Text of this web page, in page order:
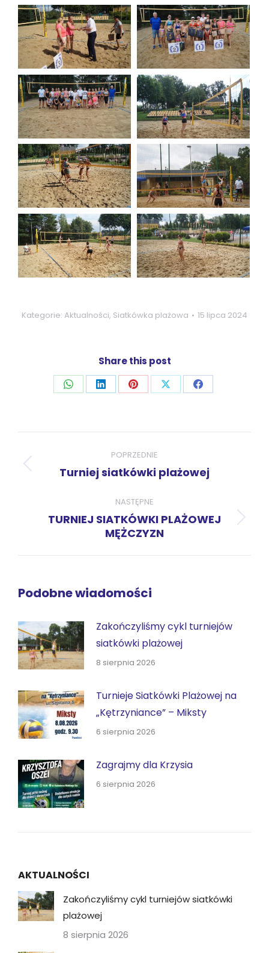
Kategorie: Aktualności, Siatkówka plażowa 15 lipca 2024
Share this post
UdostępnijUdostępnijUdostępnijUdostępnijUdostępnij
wpisów
POPRZEDNIE
Poprzedni
Turniej siatkówki plażowej
NASTĘPNE
Następny
wpis:
TURNIEJ SIATKÓWKI PLAŻOWEJ
MĘŻCZYZN
Podobne wiadomości
Zakończyliśmy cykl turniejów
siatkówki plażowej
8 sierpnia 2026
Turnieje Siatkówki Plażowej na
„Kętrzyniance” – Miksty
6 sierpnia 2026
Zagrajmy dla Krzysia
6 sierpnia 2026
AKTUALNOŚCI
Zakończyliśmy cykl turniejów siatkówki
plażowej
8 sierpnia 2026